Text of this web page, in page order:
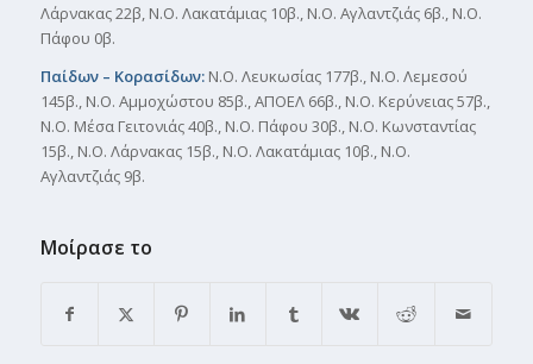
Λάρνακας 22β, Ν.Ο. Λακατάμιας 10β., Ν.Ο. Αγλαντζιάς 6β., Ν.Ο.
Πάφου 0β.
Παίδων – Κορασίδων:Ν.Ο. Λευκωσίας 177β., Ν.Ο. Λεμεσού
145β., Ν.Ο. Αμμοχώστου 85β., ΑΠΟΕΛ 66β., Ν.Ο. Κερύνειας 57β.,
Ν.Ο. Μέσα Γειτονιάς 40β., Ν.Ο. Πάφου 30β., Ν.Ο. Κωνσταντίας
15β., Ν.Ο. Λάρνακας 15β., Ν.Ο. Λακατάμιας 10β., Ν.Ο.
Αγλαντζιάς 9β.
Μοίρασε το